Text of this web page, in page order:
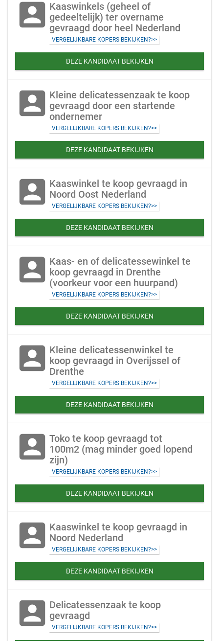
account_box Kaaswinkels (geheel of
gedeeltelijk) ter overname
gevraagd door heel Nederland
VERGELIJKBARE KOPERS BEKIJKEN?>>
DEZE KANDIDAAT BEKIJKEN
account_box Kleine delicatessenzaak te koop
gevraagd door een startende
ondernemer
VERGELIJKBARE KOPERS BEKIJKEN?>>
DEZE KANDIDAAT BEKIJKEN
account_box Kaaswinkel te koop gevraagd in
Noord Oost Nederland
VERGELIJKBARE KOPERS BEKIJKEN?>>
DEZE KANDIDAAT BEKIJKEN
account_box Kaas- en of delicatessewinkel te
koop gevraagd in Drenthe
(voorkeur voor een huurpand)
VERGELIJKBARE KOPERS BEKIJKEN?>>
DEZE KANDIDAAT BEKIJKEN
account_box Kleine delicatessenwinkel te
koop gevraagd in Overijssel of
Drenthe
VERGELIJKBARE KOPERS BEKIJKEN?>>
DEZE KANDIDAAT BEKIJKEN
account_box Toko te koop gevraagd tot
100m2 (mag minder goed lopend
zijn)
VERGELIJKBARE KOPERS BEKIJKEN?>>
DEZE KANDIDAAT BEKIJKEN
account_box Kaaswinkel te koop gevraagd in
Noord Nederland
VERGELIJKBARE KOPERS BEKIJKEN?>>
DEZE KANDIDAAT BEKIJKEN
account_box Delicatessenzaak te koop
gevraagd
VERGELIJKBARE KOPERS BEKIJKEN?>>